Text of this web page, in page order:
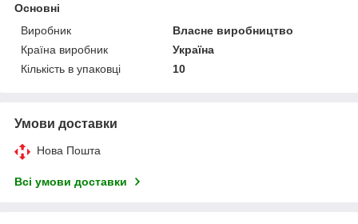
Основні
Виробник
Власне виробництво
Країна виробник
Україна
Кількість в упаковці
10
Умови доставки
Нова Пошта
Всі умови доставки